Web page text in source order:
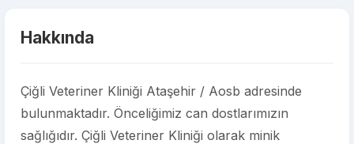
Hakkında
Çiğli Veteriner Kliniği Ataşehir / Aosb adresinde
bulunmaktadır. Önceliğimiz can dostlarımızın
sağlığıdır. Çiğli Veteriner Kliniği olarak minik